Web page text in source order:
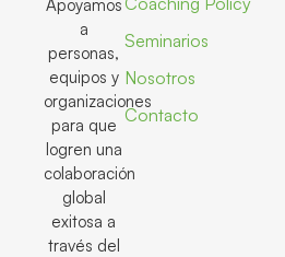
Apoyamos
a
personas,
equipos y
organizaciones
para que
logren una
colaboración
global
exitosa a
través del
Seminarios
Nosotros
Contacto